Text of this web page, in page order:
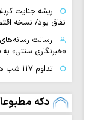
ریشه جنایت
نفاق بود/ نسخه
رسالت رسانه‌های
«خبرنگاری سنتی»
تداوم
روحانیت با مردم
خبرنگاران،
حقیقت هستند
دکه